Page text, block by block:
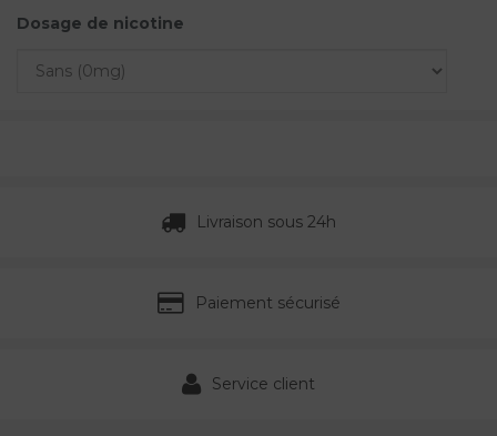
Dosage de nicotine
Livraison sous 24h
Paiement sécurisé
Service client